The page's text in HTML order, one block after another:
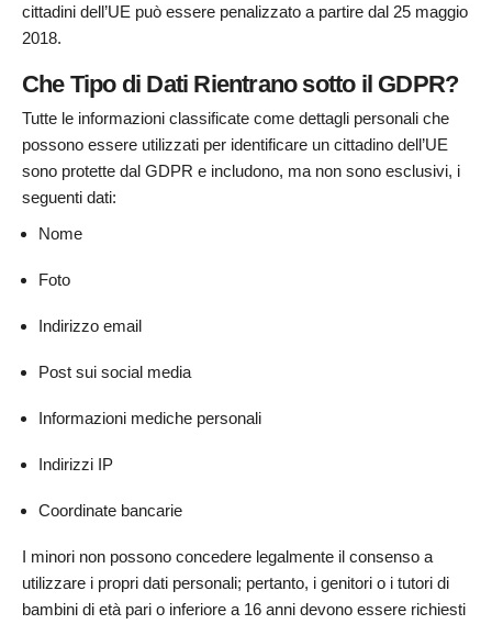
cittadini dell’UE può essere penalizzato a partire dal 25 maggio
2018.
Che Tipo di Dati Rientrano sotto il GDPR?
Tutte le informazioni classificate come dettagli personali che
possono essere utilizzati per identificare un cittadino dell’UE
sono protette dal GDPR e includono, ma non sono esclusivi, i
seguenti dati:
Nome
Foto
Indirizzo email
Post sui social media
Informazioni mediche personali
Indirizzi IP
Coordinate bancarie
I minori non possono concedere legalmente il consenso a
utilizzare i propri dati personali; pertanto, i genitori o i tutori di
bambini di età pari o inferiore a 16 anni devono essere richiesti